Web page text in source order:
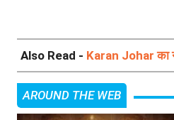
Also Read - Karan Johar का
AROUND THE WEB